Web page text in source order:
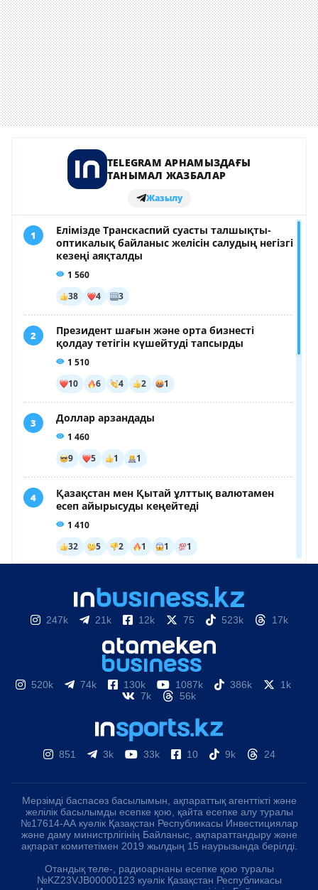
247k 21k 12k 75 523k 17k
520k 74k 130k 1087k 386k
1k
7k
56k
851 3k 33k 10 9k 24
Мерзімді баспасөз басылымын, ақпараттық агенттікті және
желілік басылымды есепке қою, қайта есепке алу туралы
№17614-АА куәлік Қазақстан Республикасы Инвестициялар
және даму министрлігінің Байланыс, ақпараттандыру және
ақпарат комитетімен 2019 жылдың 15 наурызында берілді.
Отандық теле-, радиоарнаны есепке қою туралы
№KZ23VJB00000123 куәлік Қазақстан Республикасы